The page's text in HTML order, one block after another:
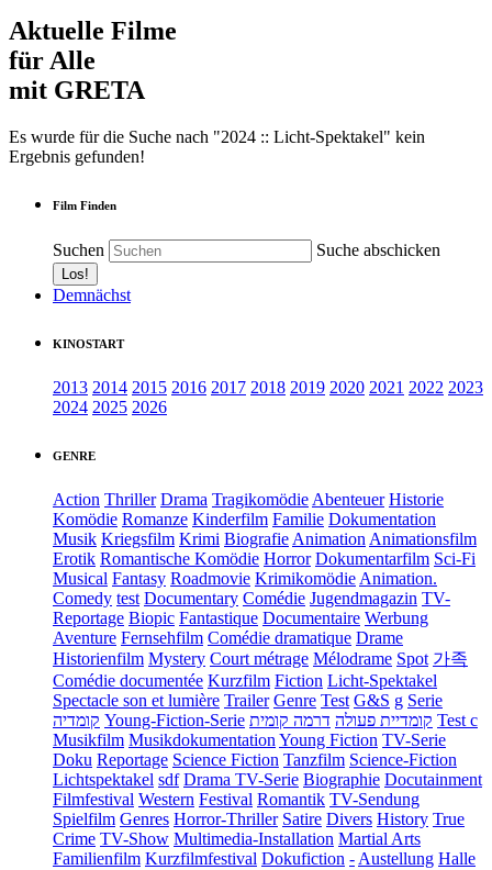
Aktuelle Filme
für Alle
mit GRETA
Es wurde für die Suche nach "2024 :: Licht-Spektakel" kein
Ergebnis gefunden!
Film Finden
Suchen Suche abschicken
Demnächst
KINOSTART
2013 2014 2015 2016 2017 2018 2019 2020 2021 2022 2023
2024 2025 2026
GENRE
Action Thriller Drama Tragikomödie Abenteuer Historie
Komödie Romanze Kinderfilm Familie Dokumentation
Musik Kriegsfilm Krimi Biografie Animation Animationsfilm
Erotik Romantische Komödie Horror Dokumentarfilm Sci-Fi
Musical Fantasy Roadmovie Krimikomödie Animation.
Comedy test Documentary Comédie Jugendmagazin TV-
Reportage Biopic Fantastique Documentaire Werbung
Aventure Fernsehfilm Comédie dramatique Drame
Historienfilm Mystery Court métrage Mélodrame Spot 가족
Comédie documentée Kurzfilm Fiction Licht-Spektakel
Spectacle son et lumière Trailer Genre Test G&S g Serie
קומדיה Young-Fiction-Serie קומדיית פעולה דרמה קומית
Test c
Musikfilm Musikdokumentation Young Fiction TV-Serie
Doku Reportage Science Fiction Tanzfilm Science-Fiction
Lichtspektakel sdf Drama TV-Serie Biographie Docutainment
Filmfestival Western Festival Romantik TV-Sendung
Spielfilm Genres Horror-Thriller Satire Divers History True
Crime TV-Show Multimedia-Installation Martial Arts
Familienfilm Kurzfilmfestival Dokufiction - Austellung Halle